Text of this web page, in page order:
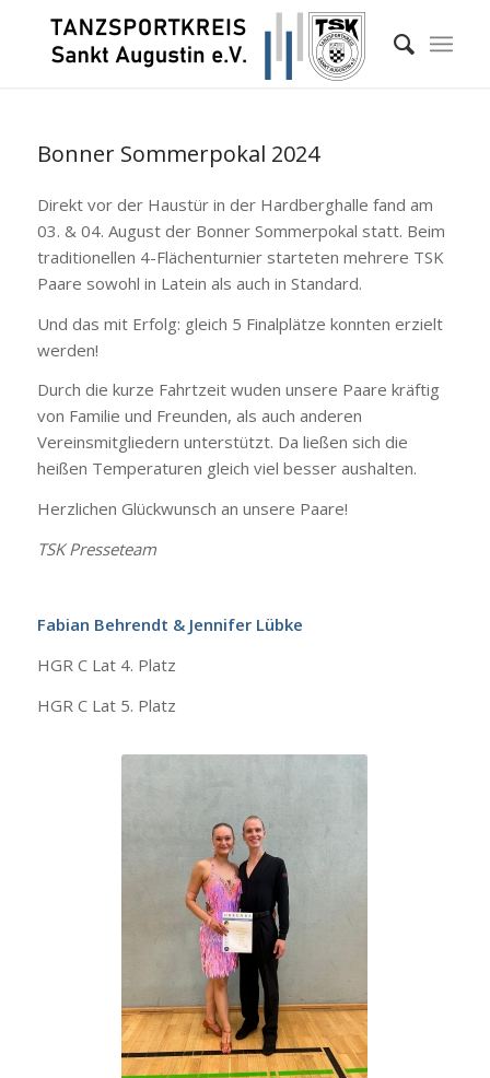
Bonner Sommerpokal 2024
Direkt vor der Haustür in der Hardberghalle fand am
03. & 04. August der Bonner Sommerpokal statt. Beim
traditionellen 4-Flächenturnier starteten mehrere TSK
Paare sowohl in Latein als auch in Standard.
Und das mit Erfolg: gleich 5 Finalplätze konnten erzielt
werden!
Durch die kurze Fahrtzeit wuden unsere Paare kräftig
von Familie und Freunden, als auch anderen
Vereinsmitgliedern unterstützt. Da ließen sich die
heißen Temperaturen gleich viel besser aushalten.
Herzlichen Glückwunsch an unsere Paare!
TSK Presseteam
Fabian Behrendt & Jennifer Lübke
HGR C Lat 4. Platz
HGR C Lat 5. Platz